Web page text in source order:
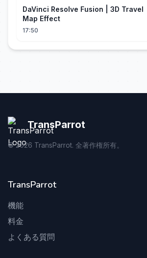
DaVinci Resolve Fusion | 3D Travel
Map Effect
17:50
TransParrot
©2026 TransParrot. 全著作権所有。
TransParrot
機能
料金
よくある質問